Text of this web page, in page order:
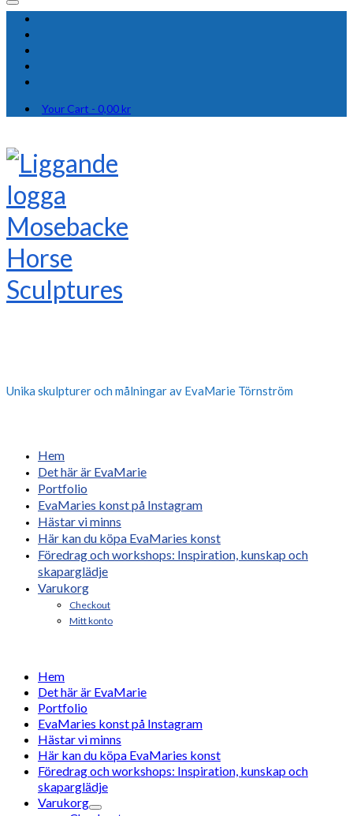
Your Cart - 0,00kr
Unika skulpturer och målningar av EvaMarie Törnström
Hem
Det här är EvaMarie
Portfolio
EvaMaries konst på Instagram
Hästar vi minns
Här kan du köpa EvaMaries konst
Föredrag och workshops: Inspiration, kunskap och
skaparglädje
Varukorg
Checkout
Mitt konto
Hem
Det här är EvaMarie
Portfolio
EvaMaries konst på Instagram
Hästar vi minns
Här kan du köpa EvaMaries konst
Föredrag och workshops: Inspiration, kunskap och
skaparglädje
Varukorg